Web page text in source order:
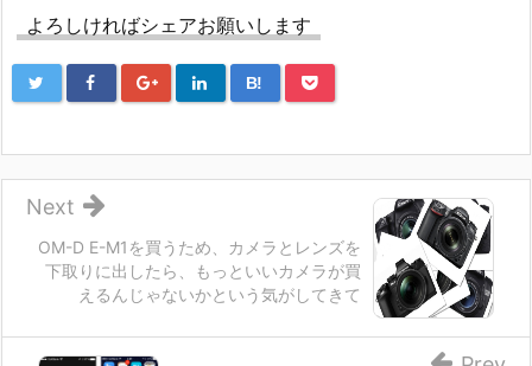
よろしければシェアお願いします
B!
OM-D E-M1を買うため、カメラとレンズを
下取りに出したら、もっといいカメラが買
えるんじゃないかという気がしてきて
Next